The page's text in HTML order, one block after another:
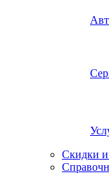
Скидки и